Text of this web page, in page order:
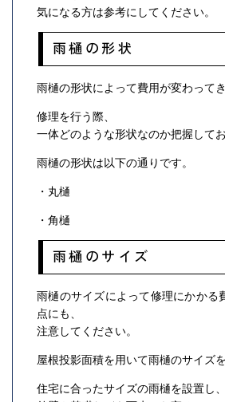
気になる方は参考にしてください。
雨樋の形状
雨樋の形状によって費用が変わってき
修理を行う際、
一体どのような形状なのか把握して
雨樋の形状は以下の通りです。
・丸樋
・角樋
雨樋のサイズ
雨樋のサイズによって修理にかかる
点にも、
注意してください。
屋根投影面積を用いて雨樋のサイズを
住宅に合ったサイズの雨樋を設置し、